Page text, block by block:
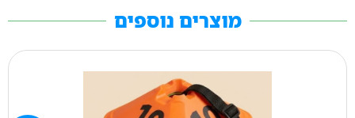
מוצרים נוספים